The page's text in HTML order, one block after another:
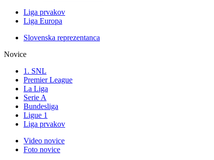
Liga prvakov
Liga Europa
Slovenska reprezentanca
Novice
1. SNL
Premier League
La Liga
Serie A
Bundesliga
Ligue 1
Liga prvakov
Video novice
Foto novice